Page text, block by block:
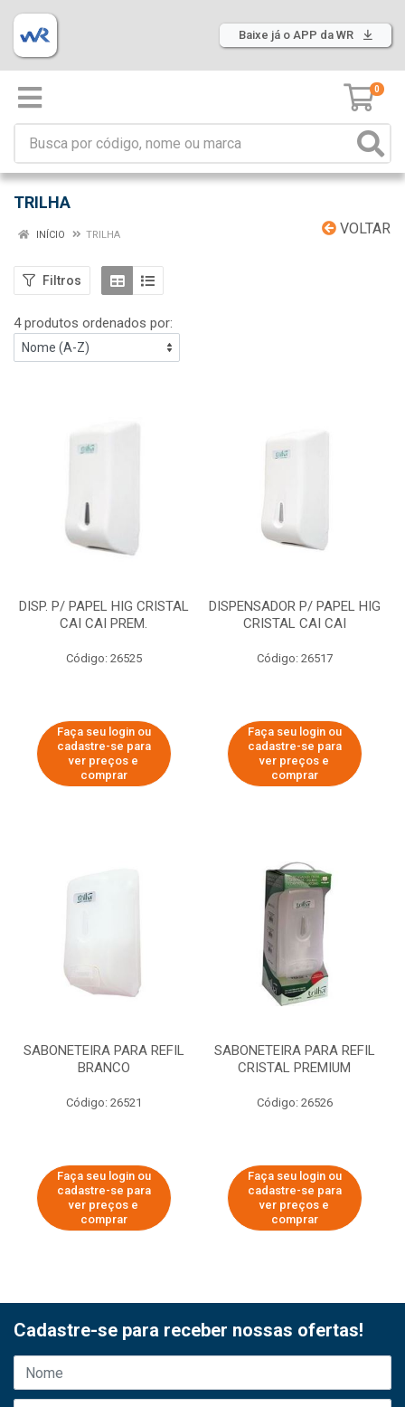
Baixe já o APP da WR
0
TRILHA
VOLTAR
INÍCIO TRILHA
Filtros
4 produtos ordenados por:
DISP. P/ PAPEL HIG CRISTAL
CAI CAI PREM.
Código: 26525
Faça seu login ou
cadastre-se para
ver preços e
comprar
DISPENSADOR P/ PAPEL HIG
CRISTAL CAI CAI
Código: 26517
Faça seu login ou
cadastre-se para
ver preços e
comprar
SABONETEIRA PARA REFIL
BRANCO
Código: 26521
Faça seu login ou
cadastre-se para
ver preços e
comprar
SABONETEIRA PARA REFIL
CRISTAL PREMIUM
Código: 26526
Faça seu login ou
cadastre-se para
ver preços e
comprar
Cadastre-se para receber nossas ofertas!